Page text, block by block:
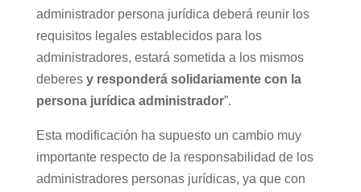
administrador persona jurídica deberá reunir los
requisitos legales establecidos para los
administradores, estará sometida a los mismos
deberes y responderá solidariamente con la
persona jurídica administrador”.
Esta modificación ha supuesto un cambio muy
importante respecto de la responsabilidad de los
administradores personas jurídicas, ya que con